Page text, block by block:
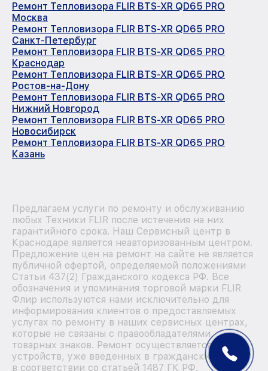
Ремонт Тепловизора FLIR BTS-XR QD65 PRO
Москва
Ремонт Тепловизора FLIR BTS-XR QD65 PRO
Санкт-Петербург
Ремонт Тепловизора FLIR BTS-XR QD65 PRO
Краснодар
Ремонт Тепловизора FLIR BTS-XR QD65 PRO
Ростов-на-Дону
Ремонт Тепловизора FLIR BTS-XR QD65 PRO
Нижний Новгород
Ремонт Тепловизора FLIR BTS-XR QD65 PRO
Новосибирск
Ремонт Тепловизора FLIR BTS-XR QD65 PRO
Казань
Предлагаем услуги по ремонту и обслуживанию
любых Техники FLIR после истечения на них
гарантийного срока. Наш Сервисный центр в
Краснодаре является неавторизованным центром.
Предложение цен на ремонт на сайте не является
публичной офертой, определяемой положениями
Статьи 437(2) Гражданского кодекса РФ. Все
обозначения и упоминания торговой марки FLIR
Флир используются нами исключительно для
информирования клиентов о предоставляемых
услугах по ремонту в наших сервисных центрах,
которые не связаны с правообладателями
товарных знаков. Ремонт осуществляется для
устройств, уже введенных в гражданский оборот
в соответствии со статьей 1487 ГК РФ.